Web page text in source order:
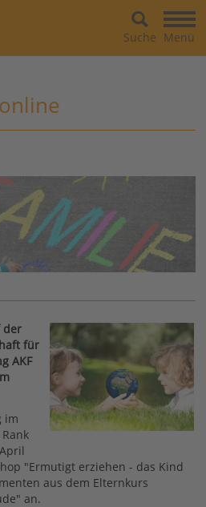
Menü
Suche
der
für
AKF
im
"Ermutigt erziehen - das Kind
aus dem Elternkurs
an.